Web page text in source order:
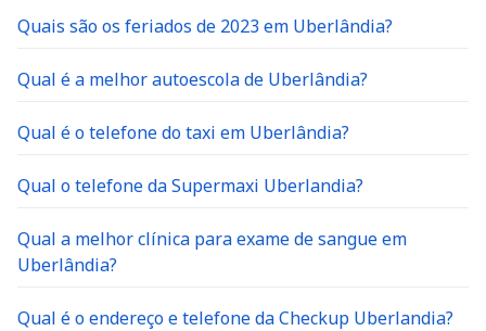
Quais são os feriados de 2023 em Uberlândia?
Qual é a melhor autoescola de Uberlândia?
Qual é o telefone do taxi em Uberlândia?
Qual o telefone da Supermaxi Uberlandia?
Qual a melhor clínica para exame de sangue em
Uberlândia?
Qual é o endereço e telefone da Checkup Uberlandia?